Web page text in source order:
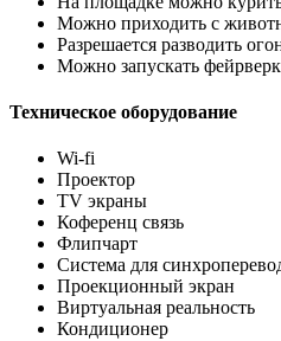
Можно приходить с
Разрешается разводить
Можно запускать
Техническое оборудование
Wi-fi
Проектор
TV экраны
Коференц связь
Флипчарт
Система для
Проекционный экран
Виртуальная реальность
Кондиционер